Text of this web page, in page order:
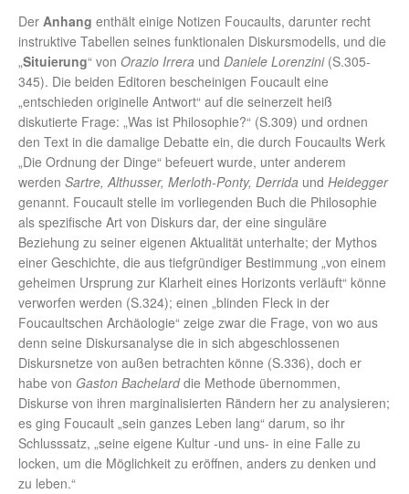
Der Anhang enthält einige Notizen Foucaults, darunter recht
instruktive Tabellen seines funktionalen Diskursmodells, und die
„Situierung“ von Orazio Irrera und Daniele Lorenzini(S.305-
345). Die beiden Editoren bescheinigen Foucault eine
„entschieden originelle Antwort“ auf die seinerzeit heiß
diskutierte Frage: „Was ist Philosophie?“ (S.309) und ordnen
den Text in die damalige Debatte ein, die durch Foucaults Werk
„Die Ordnung der Dinge“ befeuert wurde, unter anderem
werden Sartre, Althusser, Merloth-Ponty, Derrida und Heidegger
genannt. Foucault stelle im vorliegenden Buch die Philosophie
als spezifische Art von Diskurs dar, der eine singuläre
Beziehung zu seiner eigenen Aktualität unterhalte; der Mythos
einer Geschichte, die aus tiefgründiger Bestimmung „von einem
geheimen Ursprung zur Klarheit eines Horizonts verläuft“ könne
verworfen werden (S.324); einen „blinden Fleck in der
Foucaultschen Archäologie“ zeige zwar die Frage, von wo aus
denn seine Diskursanalyse die in sich abgeschlossenen
Diskursnetze von außen betrachten könne (S.336), doch er
habe von Gaston Bachelarddie Methode übernommen,
Diskurse von ihren marginalisierten Rändern her zu analysieren;
es ging Foucault „sein ganzes Leben lang“ darum, so ihr
Schlusssatz, „seine eigene Kultur -und uns- in eine Falle zu
locken, um die Möglichkeit zu eröffnen, anders zu denken und
zu leben.“